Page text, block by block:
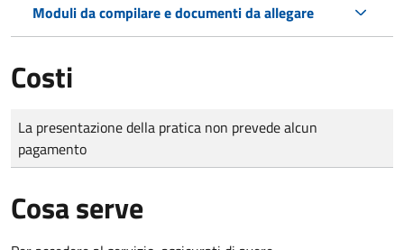
Moduli da compilare e documenti da allegare
Costi
Tipo di pagamento
Importo
La presentazione della pratica non prevede alcun
pagamento
Cosa serve